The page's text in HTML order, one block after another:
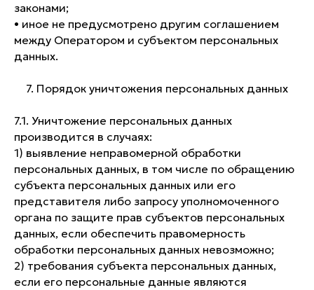
законами;
• иное не предусмотрено другим соглашением
между Оператором и субъектом персональных
данных.
7. Порядок уничтожения персональных данных
7.1. Уничтожение персональных данных
производится в случаях:
1) выявление неправомерной обработки
персональных данных, в том числе по обращению
субъекта персональных данных или его
представителя либо запросу уполномоченного
органа по защите прав субъектов персональных
данных, если обеспечить правомерность
обработки персональных данных невозможно;
2) требования субъекта персональных данных,
если его персональные данные являются